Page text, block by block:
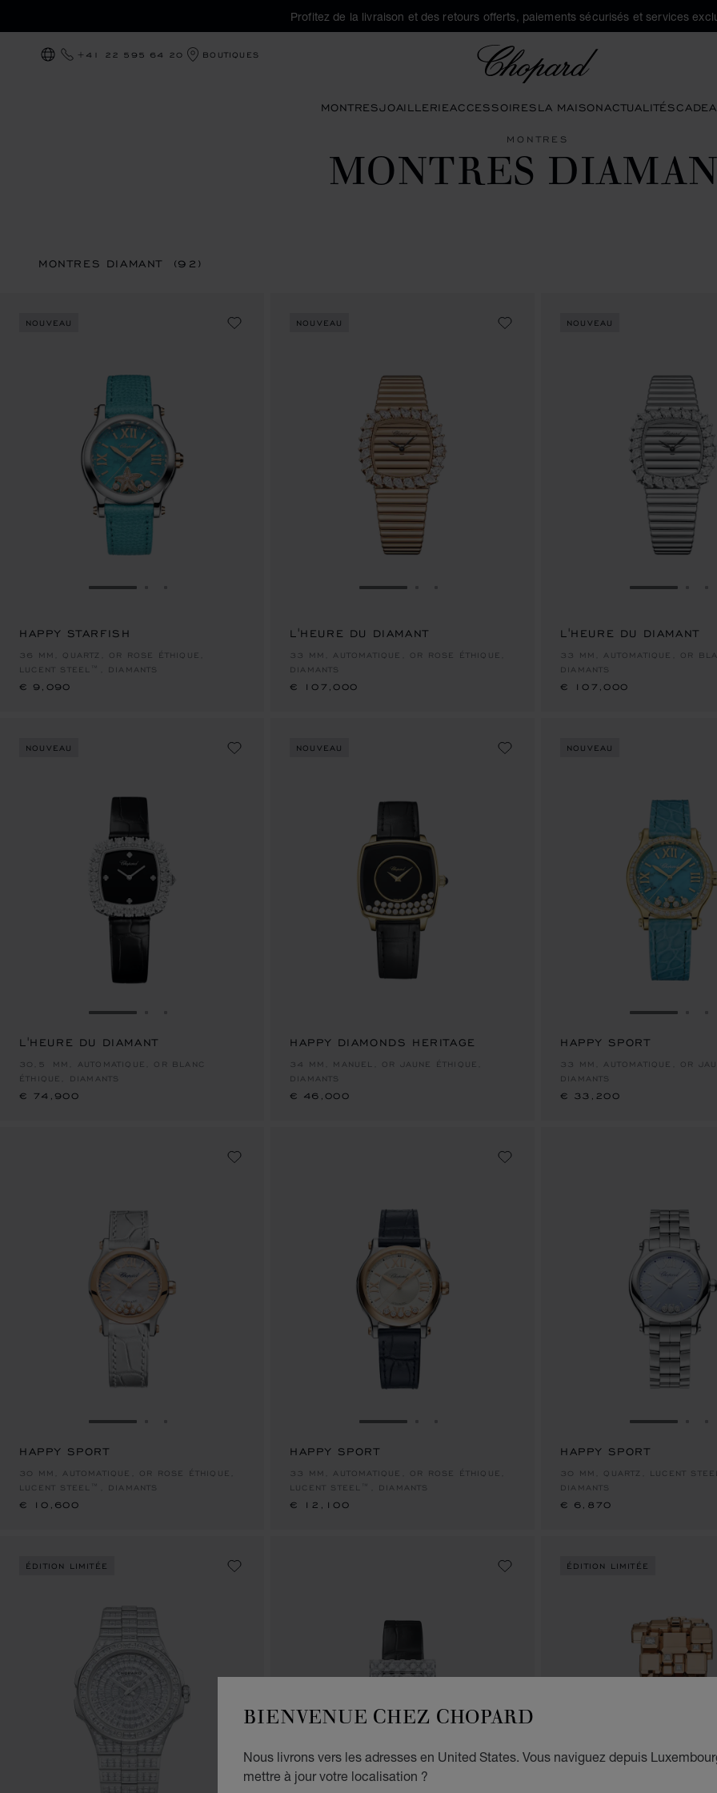
BIENVENUE CHEZ CHOPARD
Nous livrons vers les adresses en United States. Vous naviguez depuis
mettre à jour votre localisation ?
Profitez de la livraison et des retours offerts, paiements sécurisés et services
LOCALISATION (CHANGER DE PAYS)
+41 22 595 64 20 BOUTIQUES
MONTRESJOAILLERIEACCESSOIRESLA MAISONACTUALITÉS
MONTRES
MONTRES
MONTRES DIAMANT (92)
NOUVEAU
ALLER À LA DIAPOSITIVE 1
HAPPY STARFISH
36 MM, QUARTZ, OR ROSE ÉTHIQUE,
LUCENT STEEL™, DIAMANTS
€ 9,090
NOUVEAU
ALLER À LA DIAPOSITIVE 1
L'HEURE DU DIAMANT
33 MM, AUTOMATIQUE, OR ROSE ÉTHIQUE,
DIAMANTS
€ 107,000
NOUVEAU
ALLER À LA
L'HEURE DU DIAMANT
33 MM, AUTOMATIQUE, OR
DIAMANTS
€ 107,000
NOUVEAU
ALLER À LA DIAPOSITIVE 1
L'HEURE DU DIAMANT
30,5 MM, AUTOMATIQUE, OR BLANC
ÉTHIQUE, DIAMANTS
€ 74,900
NOUVEAU
HAPPY DIAMONDS HERITAGE
34 MM, MANUEL, OR JAUNE ÉTHIQUE,
DIAMANTS
€ 46,000
NOUVEAU
ALLER À LA
HAPPY SPORT
33 MM, AUTOMATIQUE, OR
DIAMANTS
€ 33,200
ALLER À LA DIAPOSITIVE 1
HAPPY SPORT
30 MM, AUTOMATIQUE, OR ROSE ÉTHIQUE,
LUCENT STEEL™, DIAMANTS
€ 10,600
ALLER À LA DIAPOSITIVE 1
HAPPY SPORT
33 MM, AUTOMATIQUE, OR ROSE ÉTHIQUE,
LUCENT STEEL™, DIAMANTS
€ 12,100
ALLER À LA
HAPPY SPORT
30 MM, QUARTZ, LUCENT
DIAMANTS
€ 6,870
ÉDITION LIMITÉE ÉDITION LIMITÉE